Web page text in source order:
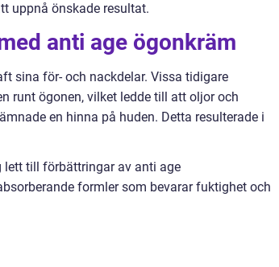
uppnå önskade resultat.
anti age ögonkräm
sina för- och nackdelar. Vissa tidigare
runt ögonen, vilket ledde till att oljor och
en hinna på huden. Detta resulterade i
till förbättringar av anti age
formler som bevarar fuktighet och